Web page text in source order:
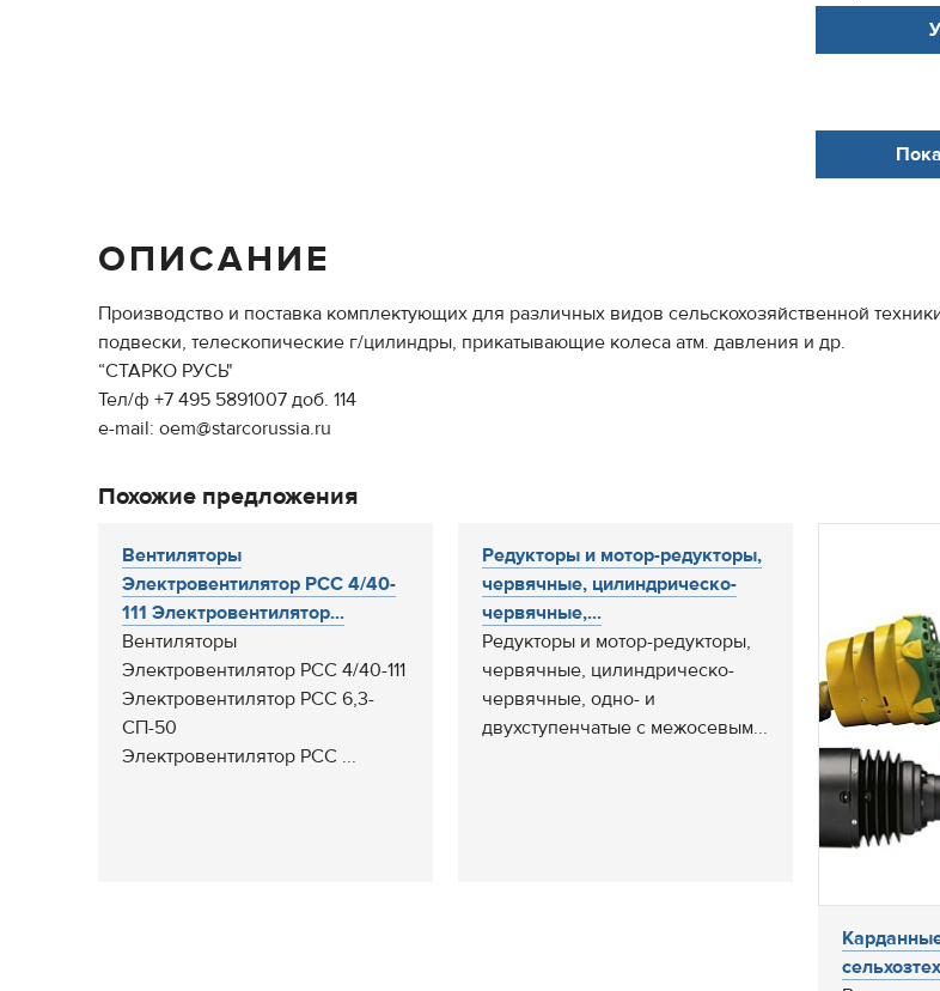
ОПИСАНИЕ
Производство и поставка комплектующих для различных видов сельскохозяйственной
подвески, телескопические г/цилиндры, прикатывающие колеса атм. давления и др.
“СТАРКО РУСЬ"
Тел/ф +7 495 5891007 доб. 114
e-mail: oem@starcorussia.ru
Похожие предложения
Вентиляторы
Электровентилятор РСС 4/40-
111 Электровентилятор...
Вентиляторы
Электровентилятор РСС 4/40-111
Электровентилятор РСС 6,3-
СП-50
Электровентилятор РСС ...
Редукторы и мотор-редукторы,
червячные, цилиндрическо-
червячные,...
Редукторы и мотор-редукторы,
червячные, цилиндрическо-
червячные, одно- и
двухступенчатые с межосевым...